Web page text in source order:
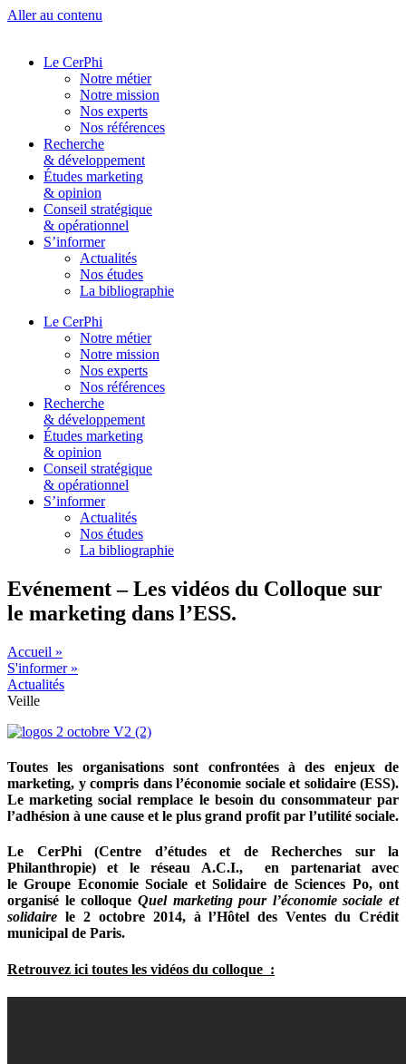
Aller au contenu
Le CerPhi
Notre métier
Notre mission
Nos experts
Nos références
Recherche
& développement
Études marketing
& opinion
Conseil stratégique
& opérationnel
S’informer
Actualités
Nos études
La bibliographie
Le CerPhi
Notre métier
Notre mission
Nos experts
Nos références
Recherche
& développement
Études marketing
& opinion
Conseil stratégique
& opérationnel
S’informer
Actualités
Nos études
La bibliographie
Evénement – Les vidéos du Colloque sur
le marketing dans l’ESS.
Accueil »
S'informer »
Actualités
Veille
Toutes les organisations sont confrontées à des enjeux de
marketing, y compris dans l’économie sociale et solidaire (ESS).
Le marketing social remplace le besoin du consommateur par
l’adhésion à une cause et le plus grand profit par l’utilité sociale.
Le CerPhi (Centre d’études et de Recherches sur la
Philanthropie) et le réseau A.C.I., en partenariat avec
le Groupe Economie Sociale et Solidaire de Sciences Po, ont
organisé le colloque Quel marketing pour l’économie sociale et
solidaire le 2 octobre 2014, à l’Hôtel des Ventes du Crédit
municipal de Paris.
Retrouvez ici toutes les vidéos du colloque :